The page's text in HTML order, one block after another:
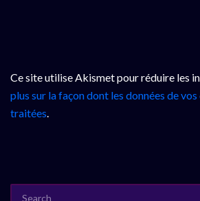
Ce site utilise Akismet pour réduire les
plus sur la façon dont les données de
traitées.